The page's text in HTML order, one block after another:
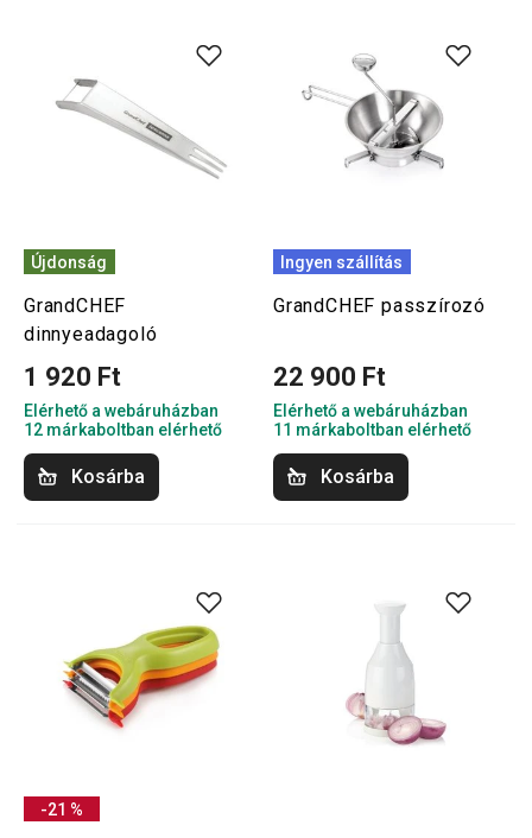
Újdonság
GrandCHEF
dinnyeadagoló
1 920 Ft
Elérhető a webáruházban
12 márkaboltban elérhető
Kosárba
Ingyen szállítás
GrandCHEF passzírozó
22 900 Ft
Elérhető a webáruházban
11 márkaboltban elérhető
Kosárba
-21 %